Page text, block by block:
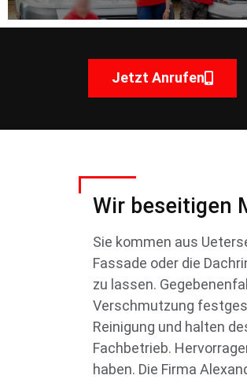
Jetzt Anrufen
Wir beseitigen
Sie kommen aus
Fassade oder die
zu lassen.
Verschmutzung
Reinigung und halten
Fachbetrieb.
haben. Die Firma